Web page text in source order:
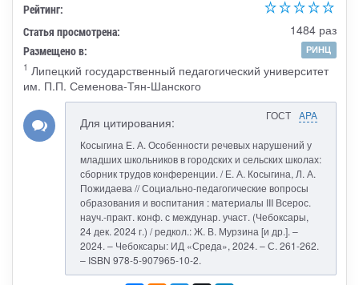
Рейтинг:
Статья просмотрена:
1484 раз
Размещено в:
РИНЦ
1 Липецкий государственный педагогический университет
им. П.П. Семенова-Тян-Шанского
ГОСТ APA
Для цитирования:
Косыгина Е. А. Особенности речевых нарушений у
младших школьников в городских и сельских школах:
сборник трудов конференции. / Е. А. Косыгина, Л. А.
Пожидаева // Социально-педагогические вопросы
образования и воспитания : материалы III Всерос.
науч.-практ. конф. с междунар. участ. (Чебоксары,
24 дек. 2024 г.) / редкол.: Ж. В. Мурзина [и др.]. –
2024. – Чебоксары: ИД «Среда», 2024. – С. 261-262.
– ISBN 978-5-907965-10-2.